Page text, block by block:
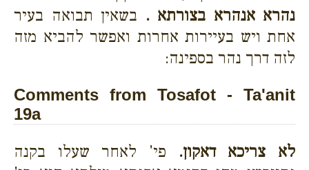
נהרא אנהרא בצורתא . בשאין תבואה בעיר
אחת ויש בעיירות אחרות ואפשר להביא מזה
לזה דרך נהר בספינה:
Comments from Tosafot - Ta'anit
19a
לא צריכא דאקון. פי' לאחר שעלו בקנה